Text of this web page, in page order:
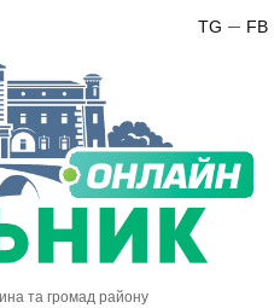
FB
TG
та громад району